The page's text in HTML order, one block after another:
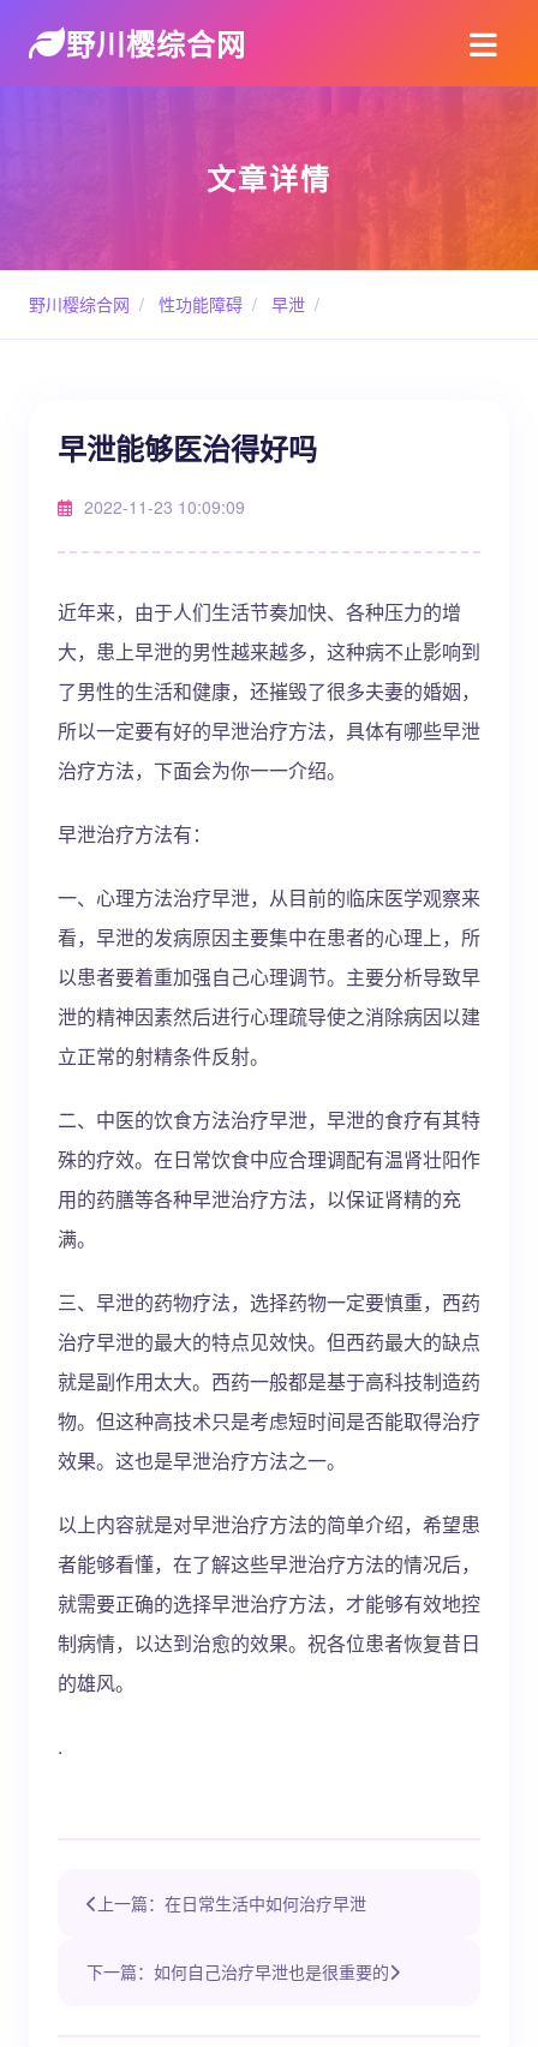
野川樱综合网
文章详情
野川樱综合网 / 性功能障碍 / 早泄 /
早泄能够医治得好吗
2022-11-23 10:09:09
近年来，由于人们生活节奏加快、各种压力的增
大，患上早泄的男性越来越多，这种病不止影响到
了男性的生活和健康，还摧毁了很多夫妻的婚姻，
所以一定要有好的早泄治疗方法，具体有哪些早泄
治疗方法，下面会为你一一介绍。
早泄治疗方法有：
一、心理方法治疗早泄，从目前的临床医学观察来
看，早泄的发病原因主要集中在患者的心理上，所
以患者要着重加强自己心理调节。主要分析导致早
泄的精神因素然后进行心理疏导使之消除病因以建
立正常的射精条件反射。
二、中医的饮食方法治疗早泄，早泄的食疗有其特
殊的疗效。在日常饮食中应合理调配有温肾壮阳作
用的药膳等各种早泄治疗方法，以保证肾精的充
满。
三、早泄的药物疗法，选择药物一定要慎重，西药
治疗早泄的最大的特点见效快。但西药最大的缺点
就是副作用太大。西药一般都是基于高科技制造药
物。但这种高技术只是考虑短时间是否能取得治疗
效果。这也是早泄治疗方法之一。
以上内容就是对早泄治疗方法的简单介绍，希望患
者能够看懂，在了解这些早泄治疗方法的情况后，
就需要正确的选择早泄治疗方法，才能够有效地控
制病情，以达到治愈的效果。祝各位患者恢复昔日
的雄风。
.
上一篇：在日常生活中如何治疗早泄
下一篇：如何自己治疗早泄也是很重要的